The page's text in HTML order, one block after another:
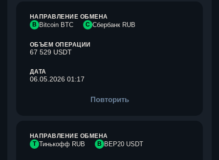
НАПРАВЛЕНИЕ ОБМЕНА
B Bitcoin BTC С Сбербанк RUB
ОБЪЕМ ОПЕРАЦИИ
67 529 USDT
ДАТА
06.05.2026 01:17
Повторить
НАПРАВЛЕНИЕ ОБМЕНА
Т Тинькофф RUB B BEP20 USDT